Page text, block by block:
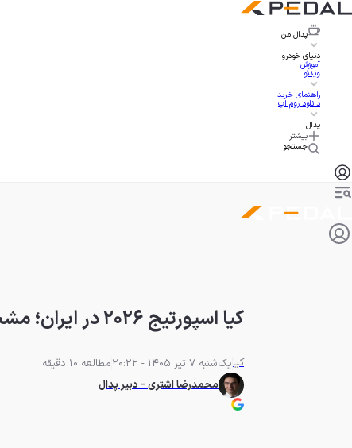
پدال من
دنیای خودرو
آموزش
ویدئو
راهنمای خرید
دانلود زوم اپ
پدال
بیشتر
جستجو
کیا اسپورتیج ۲۰۲۶ در ایران؛ مشخصات و قیمت وارداتی جدید
کیایک‌شنبه 7 تیر 1405 - 20:22
مطالعه 10 دقیقه
محمدرضا اشتری - دبیر پدال